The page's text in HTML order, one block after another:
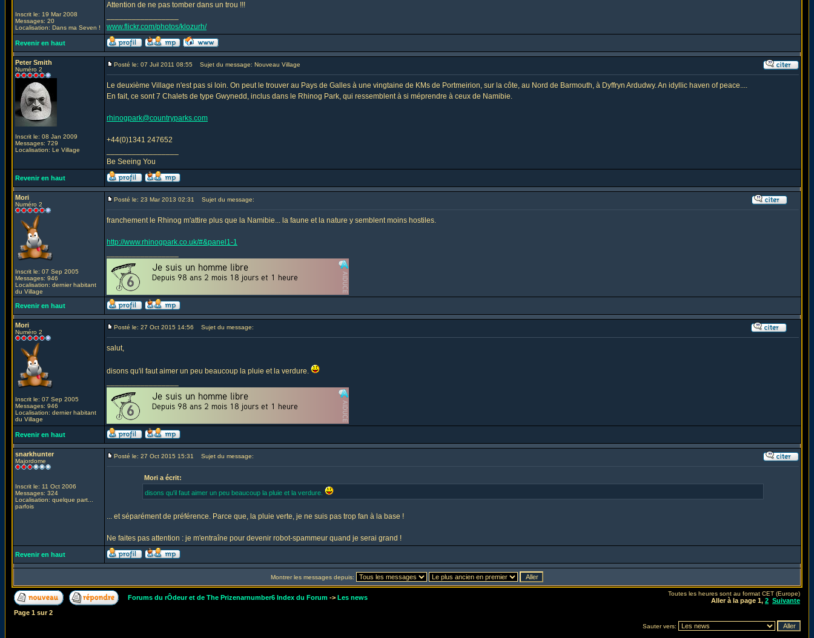
Inscrit le: 19 Mar 2008
Messages: 20
Localisation: Dans ma Seven !
Attention de ne pas tomber dans un trou !!!
www.flickr.com/photos/klozurh/
Revenir en haut
Peter Smith
Numéro 2
Inscrit le: 08 Jan 2009
Messages: 729
Localisation: Le Village
Posté le: 07 Juil 2011 08:55 Sujet du message: Nouveau Village
Le deuxième Village n'est pas si loin. On peut le trouver au Pays de Galles à une vingtaine de KMs de Portmeirion, sur la côte, au Nord de Barmouth, à Dyffryn Ardudwy. An idyllic haven of peace....
En fait, ce sont 7 Chalets de type Gwynedd, inclus dans le Rhinog Park, qui ressemblent à si méprendre à ceux de Namibie.
rhinogpark@countryparks.com
+44(0)1341 247652
Be Seeing You
Revenir en haut
Mori
Numéro 2
Inscrit le: 07 Sep 2005
Messages: 946
Localisation: dernier habitant
du Village
Posté le: 23 Mar 2013 02:31 Sujet du message:
franchement le Rhinog m'attire plus que la Namibie... la faune et la nature y semblent moins hostiles.
http://www.rhinogpark.co.uk/#&panel1-1
Revenir en haut
Mori
Numéro 2
Inscrit le: 07 Sep 2005
Messages: 946
Localisation: dernier habitant
du Village
Posté le: 27 Oct 2015 14:56 Sujet du message:
salut,
disons qu'il faut aimer un peu beaucoup la pluie et la verdure.
Revenir en haut
snarkhunter
Majordome
Inscrit le: 11 Oct 2006
Messages: 324
Localisation: quelque part...
parfois
Posté le: 27 Oct 2015 15:31 Sujet du message:
Mori a écrit:
disons qu'il faut aimer un peu beaucoup la pluie et la verdure.
... et séparément de préférence. Parce que, la pluie verte, je ne suis pas trop fan à la base !
Ne faites pas attention : je m'entraîne pour devenir robot-spammeur quand je serai grand !
Revenir en haut
Montrer les messages depuis:
Forums du rÔdeur et de The Prizenarnumber6 Index du Forum -> Les news
Toutes les heures sont au format CET (Europe)
Aller à la page 1, 2 Suivante
Page 1 sur2
Sauter vers: